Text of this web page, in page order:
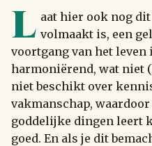
L aat hier ook nog
volmaakt is, een
voortgang van het
harmoniërend, wat niet
niet beschikt over
vakmanschap,
goddelijke dingen leert
goed. En als je dit